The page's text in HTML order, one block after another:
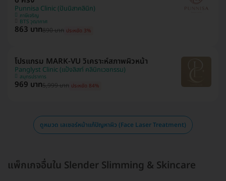
Punnisa Clinic (ปันนิสาคลินิก)
ภาษีเจริญ
BTS วุฒากาศ
863 บาท890 บาท ประหยัด 3%
โปรแกรม MARK-VU วิเคราะห์สภาพผิวหน้า
Panglyst Clinic (แป้งลิสท์ คลินิกเวชกรรม)
สมุทรปราการ
969 บาท5,999 บาท ประหยัด 84%
ดูหมวด เลเซอร์หน้าแก้ปัญหาผิว (Face Laser Treatment)
แพ็กเกจอื่นใน Slender Slimming & Skincare